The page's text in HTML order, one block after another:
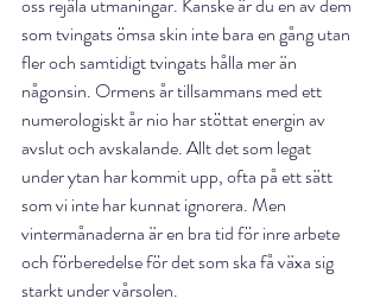
som tvingats ömsa skin inte bara en gång utan
fler och samtidigt tvingats hålla mer än
någonsin. Ormens år tillsammans med ett
numerologiskt år nio har stöttat energin av
avslut och avskalande. Allt det som legat
under ytan har kommit upp, ofta på ett sätt
som vi inte har kunnat ignorera. Men
vintermånaderna är en bra tid för inre arbete
och förberedelse för det som ska få växa sig
starkt under vårsolen.